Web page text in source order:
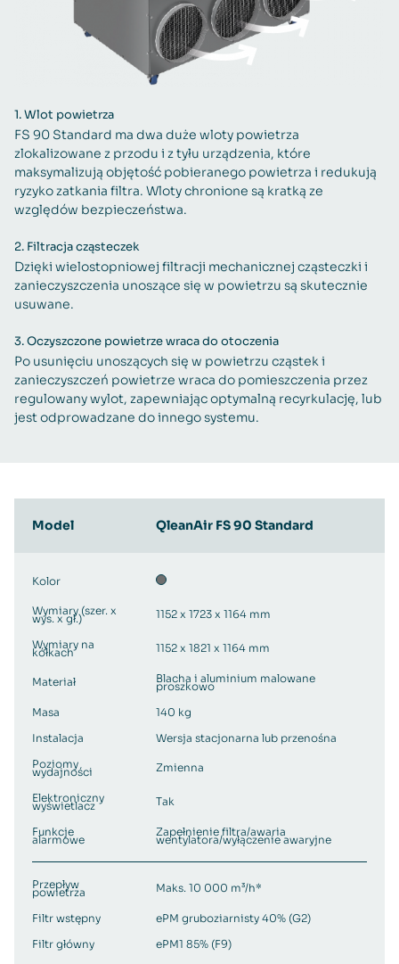
1.Wlot powietrza
FS 90 Standard ma dwa duże wloty powietrza
zlokalizowane z przodu i z tyłu urządzenia, które
maksymalizują objętość pobieranego powietrza i redukują
ryzyko zatkania filtra. Wloty chronione są kratką ze
względów bezpieczeństwa.
2. Filtracja cząsteczek
Dzięki wielostopniowej filtracji mechanicznej cząsteczki i
zanieczyszczenia unoszące się w powietrzu są skutecznie
usuwane.
3.Oczyszczone powietrze wraca do otoczenia
Po usunięciu unoszących się w powietrzu cząstek i
zanieczyszczeń powietrze wraca do pomieszczenia przez
regulowany wylot, zapewniając optymalną recyrkulację, lub
jest odprowadzane do innego systemu.
Model QleanAir FS 90 Standard
Kolor
Wymiary (szer. x
wys. x gł.) 1152 x 1723 x 1164 mm
Wymiary na
kółkach 1152 x 1821 x 1164 mm
Materiał Blacha i aluminium malowane
proszkowo
Masa
140 kg
Instalacja
Wersja stacjonarna lub przenośna
Poziomy
wydajności Zmienna
Elektroniczny
wyświetlacz Tak
Funkcje
alarmowe
Zapełnienie filtra/awaria
wentylatora/wyłączenie awaryjne
Przepływ
powietrza Maks. 10 000 m³/h*
Filtr wstępny
ePM gruboziarnisty 40% (G2)
Filtr główny
ePM1 85% (F9)